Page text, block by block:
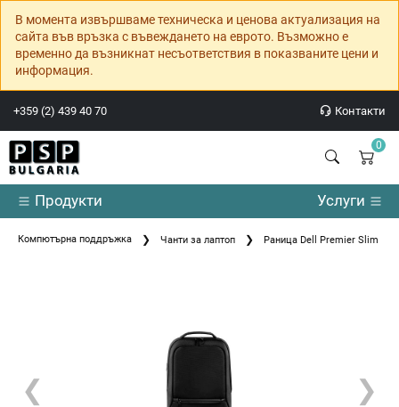
В момента извършваме техническа и ценова актуализация на
сайта във връзка с въвеждането на еврото. Възможно е
временно да възникнат несъответствия в показваните цени и
информация.
+359 (2) 439 40 70 Контакти
0
Продукти Услуги
Компютърна поддръжка Чанти за лаптоп Раница Dell Premier Slim
❮ ❯